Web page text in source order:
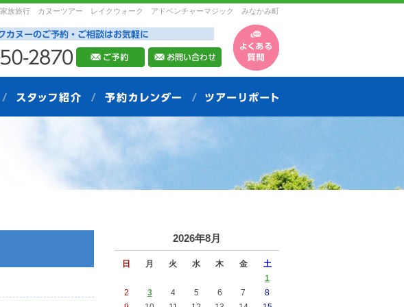
族旅行 カヌーツアー レイクウォーク アドベンチャーマジック みなかみ町
2026年8月
日 月 火 水 木 金 土
1
2
3 4 5 6 7
8